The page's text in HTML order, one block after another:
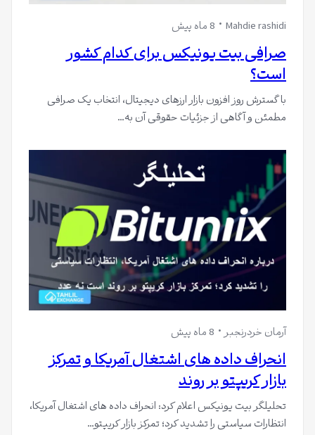
Mahdie rashidi 8 ماه پیش
صرافی بیت یونیکس برای کدام کشور
است؟
با گسترش روز افزون بازار ارزهای ديجيتال، انتخاب یک صرافی
مطمئن و آگاهی از جزئیات حقوقی آن به…
آرمان خردرنجبر 8 ماه پیش
انحراف داده های اشتغال آمریکا و تمرکز
بازار کریپتو بر روند
تحلیلگر بیت‌ یونیکس اعلام کرد: انحراف داده ‌های اشتغال آمریکا،
انتظارات سیاستی را تشدید کرد؛ تمرکز بازار کریپتو…